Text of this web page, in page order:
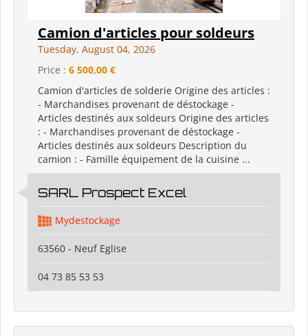
Camion d'articles pour soldeurs
Tuesday, August 04, 2026
Price : 6 500,00 €
Camion d'articles de solderie Origine des articles :
- Marchandises provenant de déstockage -
Articles destinés aux soldeurs Origine des articles
: - Marchandises provenant de déstockage -
Articles destinés aux soldeurs Description du
camion : - Famille équipement de la cuisine ...
SARL Prospect Excel
Mydestockage
63560 - Neuf Eglise
04 73 85 53 53